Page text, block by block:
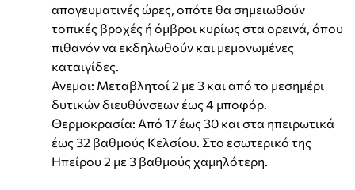
απογευματινές ώρες, οπότε θα σημειωθούν
τοπικές βροχές ή όμβροι κυρίως στα ορεινά, όπου
πιθανόν να εκδηλωθούν και μεμονωμένες
καταιγίδες.
Ανεμοι: Μεταβλητοί 2 με 3 και από το μεσημέρι
δυτικών διευθύνσεων έως 4 μποφόρ.
Θερμοκρασία: Από 17 έως 30 και στα ηπειρωτικά
έως 32 βαθμούς Κελσίου. Στο εσωτερικό της
Ηπείρου 2 με 3 βαθμούς χαμηλότερη.